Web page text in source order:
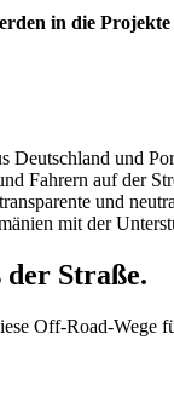
in die Projekte
Deutschland und
Fahrern auf der
und
mit der
Straße.
Off-Road-Wege